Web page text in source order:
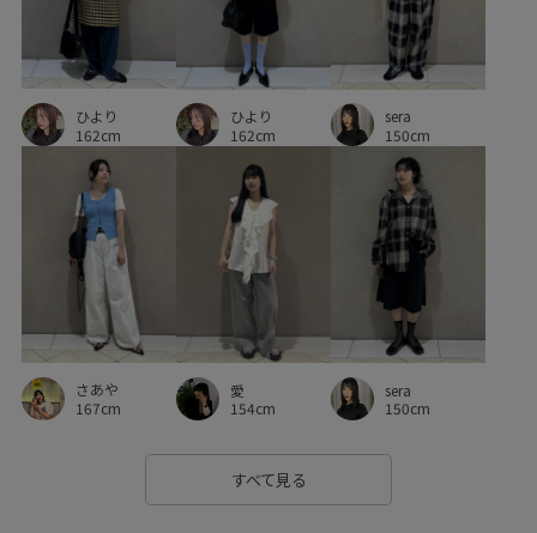
ひより
162cm
ひより
162cm
sera
150cm
さあや
167cm
愛
154cm
sera
150cm
すべて見る